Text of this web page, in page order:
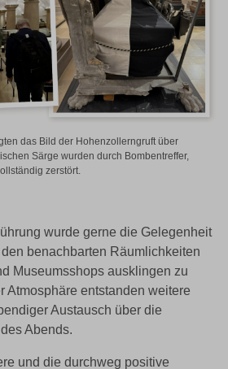
das Bild der Hohenzollerngruft über
Särge wurden durch Bombentreffer,
zerstört.
wurde gerne die Gelegenheit
benachbarten Räumlichkeiten
Museumsshops ausklingen zu
Atmosphäre entstanden weitere
Austausch über die
Abends.
und die durchweg positive